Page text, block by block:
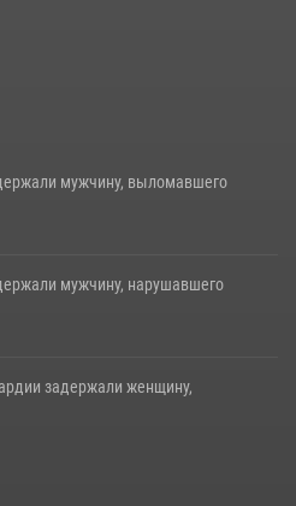
мужчину, выломавшего
мужчину, нарушавшего
задержали женщину,